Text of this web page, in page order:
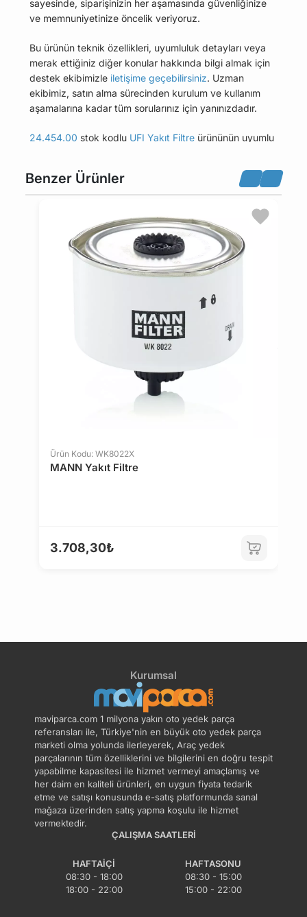
sayesinde, siparişinizin her aşamasında güvenliğinize
ve memnuniyetinize öncelik veriyoruz.
Bu ürünün teknik özellikleri, uyumluluk detayları veya
merak ettiğiniz diğer konular hakkında bilgi almak için
destek ekibimizle iletişime geçebilirsiniz. Uzman
ekibimiz, satın alma sürecinden kurulum ve kullanım
aşamalarına kadar tüm sorularınız için yanınızdadır.
24.454.00 stok kodlu UFI Yakıt Filtre ürününün uyumlu
bulabilirsiniz.
Bu üründen en fazla 5 adet sipariş verilebilir. 5
adedin üzerindeki siparişleri iptal etme hakkı
maviparca.com tarafından saklı tutulmaktadır.
Belirlenen bu limit kurumsal siparişlerde geçerli
değildir. Kurumsal siparişler için farklı limitler ve
özel teklifler sunulabilmektedir.
14 gün içinde ücretsiz iade. Detaylı bilgi için
Benzer Ürünler
Ürün Kodu: WK8022X
MANN Yakıt Filtre
3.708,30₺
Kurumsal
maviparca.com 1 milyona yakın oto yedek parça
referansları ile, Türkiye'nin en büyük oto yedek parça
marketi olma yolunda ilerleyerek, Araç yedek
parçalarının tüm özelliklerini ve bilgilerini en doğru tespit
yapabilme kapasitesi ile hizmet vermeyi amaçlamış ve
her daim en kaliteli ürünleri, en uygun fiyata tedarik
etme ve satışı konusunda e-satış platformunda sanal
mağaza üzerinden satış yapma koşulu ile hizmet
vermektedir.
ÇALIŞMA SAATLERI
HAFTAIÇI
08:30 - 18:00
18:00 - 22:00
HAFTASONU
08:30 - 15:00
15:00 - 22:00